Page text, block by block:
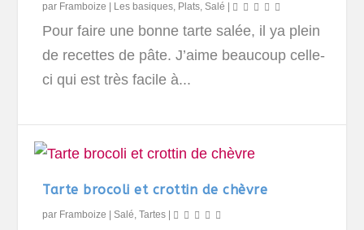
par Framboize Les basiques, Plats,Salé
Pour faire une bonne tarte salée, il ya plein
de recettes de pâte. J’aime beaucoup celle-
ci qui est très facile à...
Tarte brocoli et crottin de chèvre
par Framboize |Salé,Tartes